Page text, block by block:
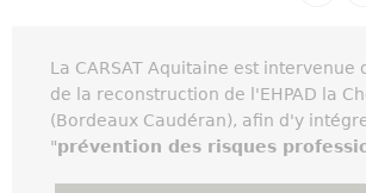
La CARSAT Aquitaine est intervenue
de la reconstruction de l'EHPAD la
(Bordeaux Caudéran), afin d'y
"prévention des risques